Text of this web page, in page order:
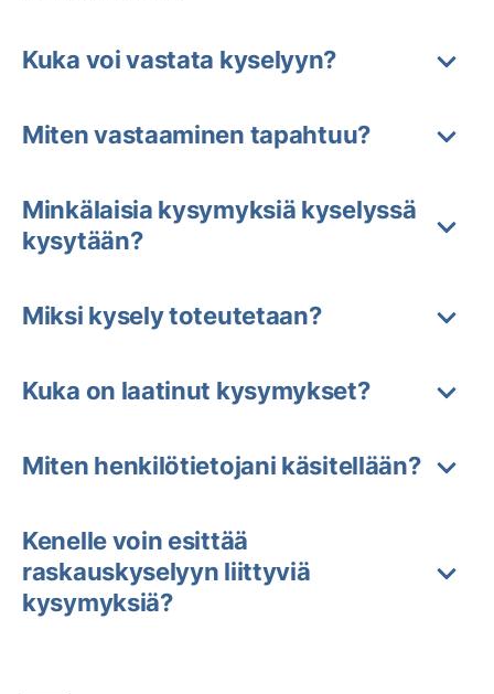
Kuka voi vastata kyselyyn?
Miten vastaaminen tapahtuu?
Minkälaisia kysymyksiä kyselyssä
kysytään?
Miksi kysely toteutetaan?
Kuka on laatinut kysymykset?
Miten henkilötietojani käsitellään?
Kenelle voin esittää
raskauskyselyyn liittyviä
kysymyksiä?